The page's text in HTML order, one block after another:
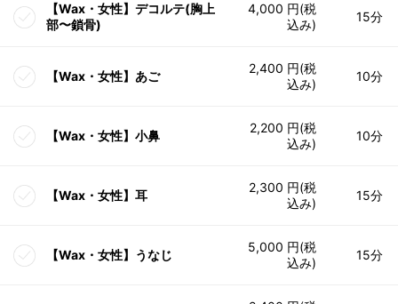
【Wax・女性】デコルテ(胸上
部〜鎖骨)
4,000 円(税
込み)
15分
【Wax・女性】あご
2,400 円(税
込み)
10分
【Wax・女性】小鼻
2,200 円(税
込み)
10分
【Wax・女性】耳
2,300 円(税
込み)
15分
【Wax・女性】うなじ
5,000 円(税
込み)
15分